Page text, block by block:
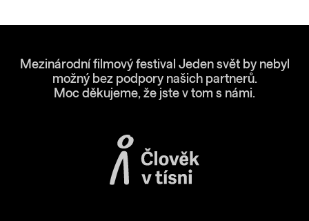
Mezinárodní filmový festival Jeden svět by nebyl
možný bez podpory našich partnerů.
Moc děkujeme, že jste v tom s námi.